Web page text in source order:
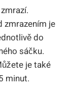
zmrazením je
do
sáčku.
je také
minut.